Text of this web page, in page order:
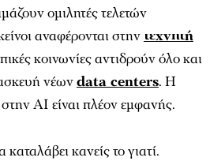
ομιλητές τελετών
αναφέρονται στην τεχνητή
κοινωνίες αντιδρούν όλο και
νέωνdata centers. Η
AI είναι πλέον εμφανής.
κανείς το γιατί.